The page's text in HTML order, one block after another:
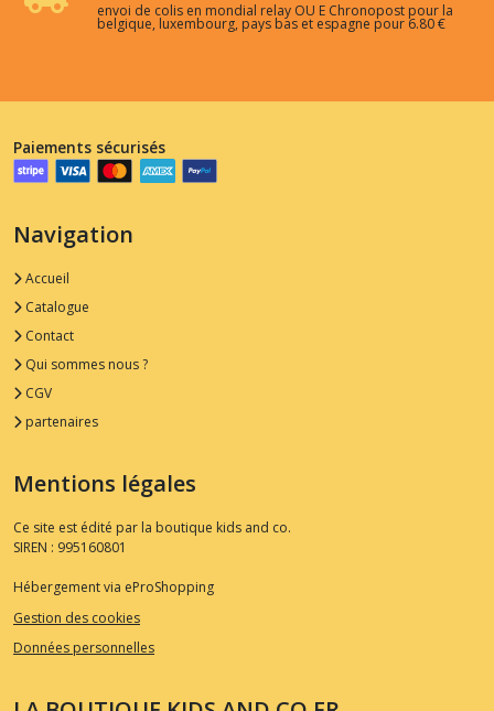
envoi de colis en mondial relay OU E Chronopost pour la
belgique, luxembourg, pays bas et espagne pour 6.80 €
Paiements sécurisés
Navigation
Accueil
Catalogue
Contact
Qui sommes nous ?
CGV
partenaires
Mentions légales
Ce site est édité par la boutique kids and co.
SIREN : 995160801
Hébergement via eProShopping
Gestion des cookies
Données personnelles